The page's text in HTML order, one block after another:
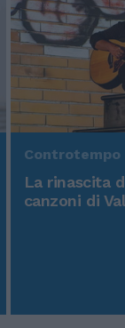
Controtempo
La rinascita
canzoni di